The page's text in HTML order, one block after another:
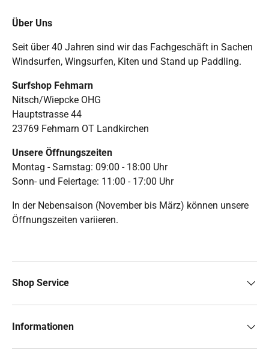
Über Uns
Seit über 40 Jahren sind wir das Fachgeschäft in Sachen
Windsurfen, Wingsurfen, Kiten und Stand up Paddling.
Surfshop Fehmarn
Nitsch/Wiepcke OHG
Hauptstrasse 44
23769 Fehmarn OT Landkirchen
Unsere Öffnungszeiten
Montag - Samstag: 09:00 - 18:00 Uhr
Sonn- und Feiertage: 11:00 - 17:00 Uhr
In der Nebensaison (November bis März) können unsere
Öffnungszeiten variieren.
Shop Service
Informationen